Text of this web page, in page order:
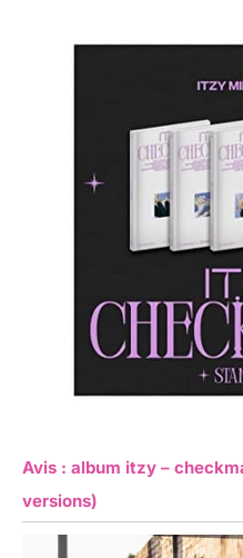
Avis : album itzy –
versions)